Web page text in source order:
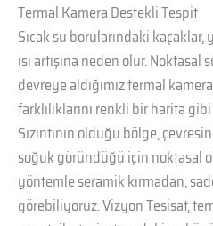
Termal Kamera Destekli Tespit
Sıcak su borularındaki
ısı artışına neden olur.
devreye aldığımız termal
farklılıklarını renkli bir harita gibi
Sızıntının olduğu bölge,
soğuk göründüğü için noktasal
yöntemle seramik kırmadan,
görebiliyoruz. Vizyon Tesisat,